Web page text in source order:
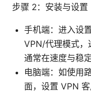
步骤 2：安装与设置
手机端：进入设
VPN/代理模式，
通常在速度与稳
电脑端：如使用
面，设置 VPN